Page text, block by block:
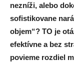
nezníži, alebo
sofistikovane
objem“? TO je
efektívne a bez
povieme rozdiel